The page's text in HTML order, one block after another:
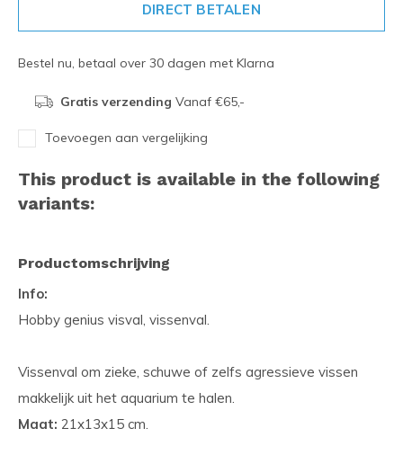
DIRECT BETALEN
Bestel nu, betaal over 30 dagen met Klarna
Gratis verzending Vanaf €65,-
Toevoegen aan vergelijking
This product is available in the following
variants:
Productomschrijving
Info:
Hobby genius visval, vissenval.
Vissenval om zieke, schuwe of zelfs agressieve vissen
makkelijk uit het aquarium te halen.
Maat: 21x13x15 cm.